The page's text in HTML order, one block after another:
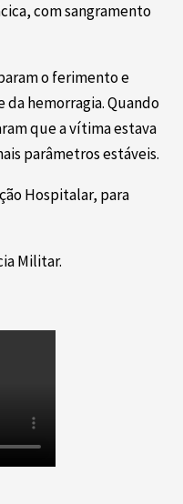
com sangramento
o ferimento e
hemorragia. Quando
que a vítima estava
parâmetros estáveis.
Hospitalar, para
Militar.